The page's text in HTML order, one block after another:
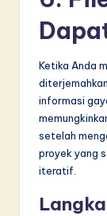
Ketika Anda
informasi
setelah
proyek yang
iteratif.